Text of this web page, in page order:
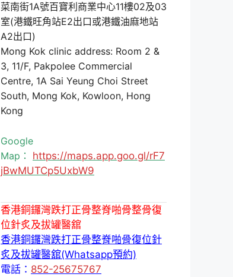
菜南街1A號百寶利商業中心11樓02及03
室(港鐵旺角站E2出口或港鐵油麻地站
A2出口)
Mong Kok clinic address: Room 2 &
3, 11/F, Pakpolee Commercial
Centre, 1A Sai Yeung Choi Street
South, Mong Kok, Kowloon, Hong
Kong
Google
Map： https://maps.app.goo.gl/rF7
jBwMUTCp5UxbW9
香港銅鑼灣跌打正骨整脊啪骨整骨復
位針炙及拔罐醫舘
香港銅鑼灣跌打正骨整脊啪骨復位針
炙及拔罐醫舘(Whatsapp預約)
電話： 852-25675767